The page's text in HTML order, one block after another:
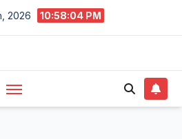
2026 10:58:05 PM